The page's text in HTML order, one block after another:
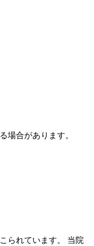
場合があります。
られています。 当院